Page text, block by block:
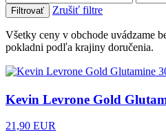
Filtrovať Zrušiť filtre
Všetky ceny v obchode uvádzame
pokladni podľa krajiny doručenia.
Kevin Levrone Gold
21,90 EUR